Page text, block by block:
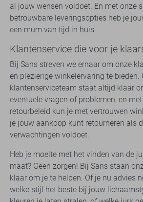
al jouw wensen voldoet. En met onze
betrouwbare leveringsopties heb je
een mum van tijd in huis.
Klantenservice die voor je
Bij Sans streven we ernaar om onze
en plezierige winkelervaring te bieden.
klantenserviceteam staat altijd klaar
eventuele vragen of problemen, en
retourbeleid kun je met vertrouwen
je jouw aankoop kunt retourneren als
verwachtingen voldoet.
Heb je moeite met het vinden van de
maat? Geen zorgen! Bij Sans staan
klaar om je te helpen. Of je nu advies
welke stijl het beste bij jouw